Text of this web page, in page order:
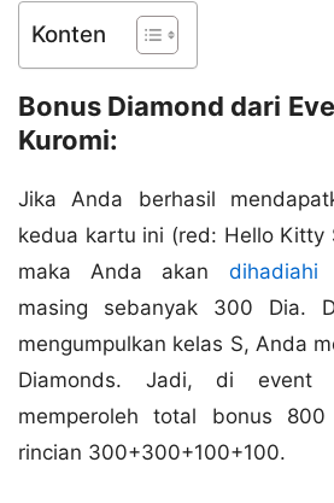
Konten
Bonus Diamond dari
Kuromi:
Jika Anda berhasil
kedua kartu ini (red: Hello Kitty
maka Anda akan dihadiahi
masing sebanyak 300 Dia.
mengumpulkan kelas S, Anda
Diamonds. Jadi, di event
memperoleh total bonus 800
rincian 300+300+100+100.